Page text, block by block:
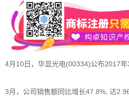
4月10日，华显光电(00334)公布2017年
3月，公司销售额同比增长47.8%, 达